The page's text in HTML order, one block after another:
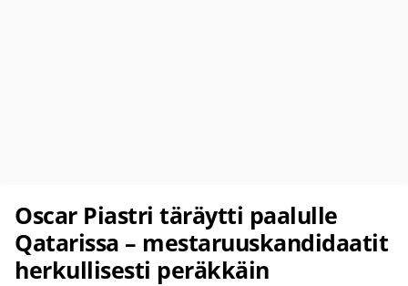
Oscar Piastri täräytti paalulle
Qatarissa – mestaruuskandidaatit
herkullisesti peräkkäin